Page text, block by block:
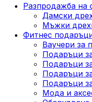
Разпродажба на
Дамски
Мъжки
Фитнес
Ваучери за
Подаръци
Подаръци
Подаръци
Подаръци
Мода и